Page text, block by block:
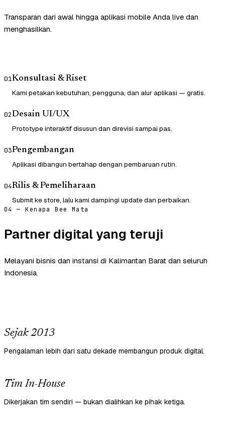
Transparan dari awal hingga aplikasi mobile Anda live dan
menghasilkan.
01Konsultasi & Riset
Kami petakan kebutuhan, pengguna, dan alur aplikasi — gratis.
02Desain UI/UX
Prototype interaktif disusun dan direvisi sampai pas.
03Pengembangan
Aplikasi dibangun bertahap dengan pembaruan rutin.
04Rilis & Pemeliharaan
Submit ke store, lalu kami dampingi update dan perbaikan.
04 — Kenapa Bee Mata
Partner digital yang teruji
Melayani bisnis dan instansi di Kalimantan Barat dan seluruh
Indonesia.
Sejak 2013
Pengalaman lebih dari satu dekade membangun produk digital.
Tim In-House
Dikerjakan tim sendiri — bukan dialihkan ke pihak ketiga.